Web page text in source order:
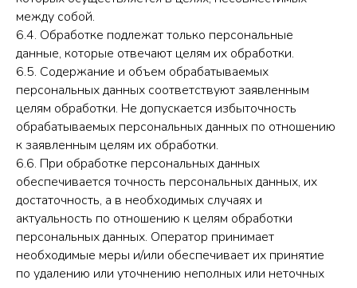
между собой.
6.4. Обработке подлежат только персональные
данные, которые отвечают целям их обработки.
6.5. Содержание и объем обрабатываемых
персональных данных соответствуют заявленным
целям обработки. Не допускается избыточность
обрабатываемых персональных данных по отношению
к заявленным целям их обработки.
6.6. При обработке персональных данных
обеспечивается точность персональных данных, их
достаточность, а в необходимых случаях и
актуальность по отношению к целям обработки
персональных данных. Оператор принимает
необходимые меры и/или обеспечивает их принятие
по удалению или уточнению неполных или неточных